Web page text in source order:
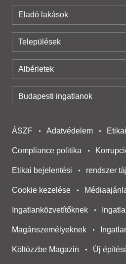
Eladó lakások
Települések
Albérletek
Budapesti ingatlanok
ÁSZF Adatvédelem
Compliance politika
Etikai bejelentési rendszer
Cookie kezelése
Ingatlanközvetítőknek
Magánszemélyeknek
Költözzbe Magazin Új